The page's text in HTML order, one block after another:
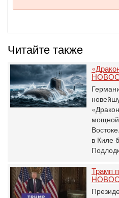
Читайте также
в Киле
Трамп